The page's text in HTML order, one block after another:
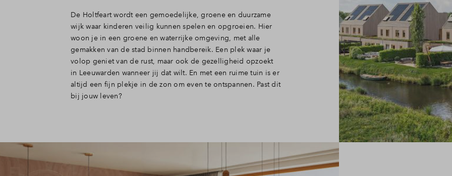
De Holtfeart wordt een gemoedelijke, groene en duurzame
wijk waar kinderen veilig kunnen spelen en opgroeien. Hier
woon je in een groene en waterrijke omgeving, met alle
gemakken van de stad binnen handbereik. Een plek waar je
volop geniet van de rust, maar ook de gezelligheid opzoekt
in Leeuwarden wanneer jij dat wilt. En met een ruime tuin is er
altijd een fijn plekje in de zon om even te ontspannen. Past dit
bij jouw leven?